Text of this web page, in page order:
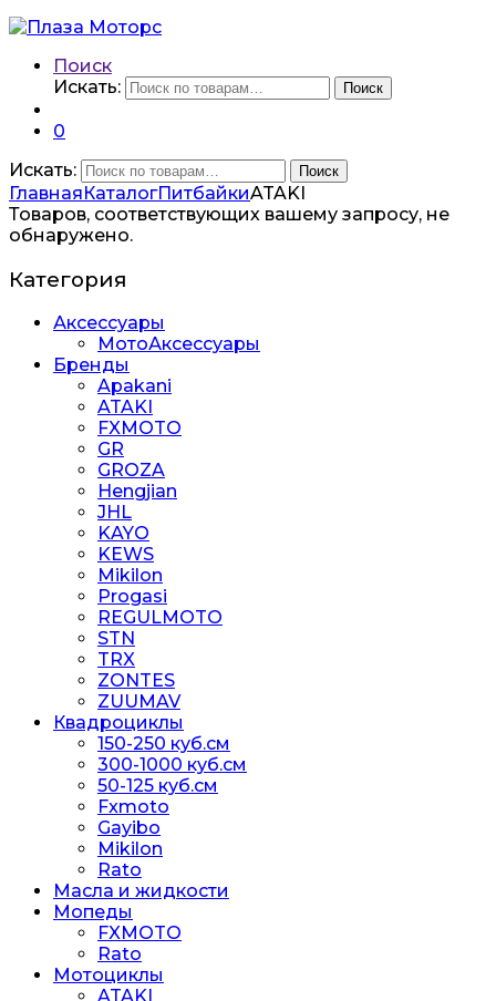
Поиск
Искать:
Поиск
0
Искать:
Поиск
ГлавнаяКаталогПитбайкиATAKI
Товаров, соответствующих вашему запросу, не
обнаружено.
Категория
Аксессуары
МотоАксессуары
Бренды
Apakani
ATAKI
FXMOTO
GR
GROZA
Hengjian
JHL
KAYO
KEWS
Mikilon
Progasi
REGULMOTO
STN
TRX
ZONTES
ZUUMAV
Квадроциклы
150-250 куб.см
300-1000 куб.см
50-125 куб.см
Fxmoto
Gayibo
Mikilon
Rato
Масла и жидкости
Мопеды
FXMOTO
Rato
Мотоциклы
ATAKI